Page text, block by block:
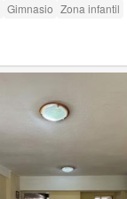
Gimnasio Zona infantil